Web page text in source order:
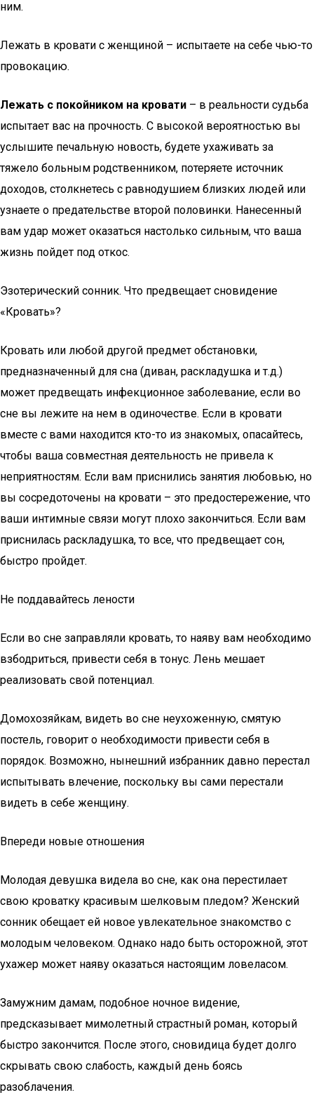
ним.
Лежать в кровати с женщиной – испытаете на себе чью-то
провокацию.
Лежать с покойником на кровати – в реальности судьба
испытает вас на прочность. С высокой вероятностью вы
услышите печальную новость, будете ухаживать за
тяжело больным родственником, потеряете источник
доходов, столкнетесь с равнодушием близких людей или
узнаете о предательстве второй половинки. Нанесенный
вам удар может оказаться настолько сильным, что ваша
жизнь пойдет под откос.
Эзотерический сонник. Что предвещает сновидение
«Кровать»?
Кровать или любой другой предмет обстановки,
предназначенный для сна (диван, раскладушка и т.д.)
может предвещать инфекционное заболевание, если во
сне вы лежите на нем в одиночестве. Если в кровати
вместе с вами находится кто-то из знакомых, опасайтесь,
чтобы ваша совместная деятельность не привела к
неприятностям. Если вам приснились занятия любовью, но
вы сосредоточены на кровати – это предостережение, что
ваши интимные связи могут плохо закончиться. Если вам
приснилась раскладушка, то все, что предвещает сон,
быстро пройдет.
Не поддавайтесь лености
Если во сне заправляли кровать, то наяву вам необходимо
взбодриться, привести себя в тонус. Лень мешает
реализовать свой потенциал.
Домохозяйкам, видеть во сне неухоженную, смятую
постель, говорит о необходимости привести себя в
порядок. Возможно, нынешний избранник давно перестал
испытывать влечение, поскольку вы сами перестали
видеть в себе женщину.
Впереди новые отношения
Молодая девушка видела во сне, как она перестилает
свою кроватку красивым шелковым пледом? Женский
сонник обещает ей новое увлекательное знакомство с
молодым человеком. Однако надо быть осторожной, этот
ухажер может наяву оказаться настоящим ловеласом.
Замужним дамам, подобное ночное видение,
предсказывает мимолетный страстный роман, который
быстро закончится. После этого, сновидица будет долго
скрывать свою слабость, каждый день боясь
разоблачения.